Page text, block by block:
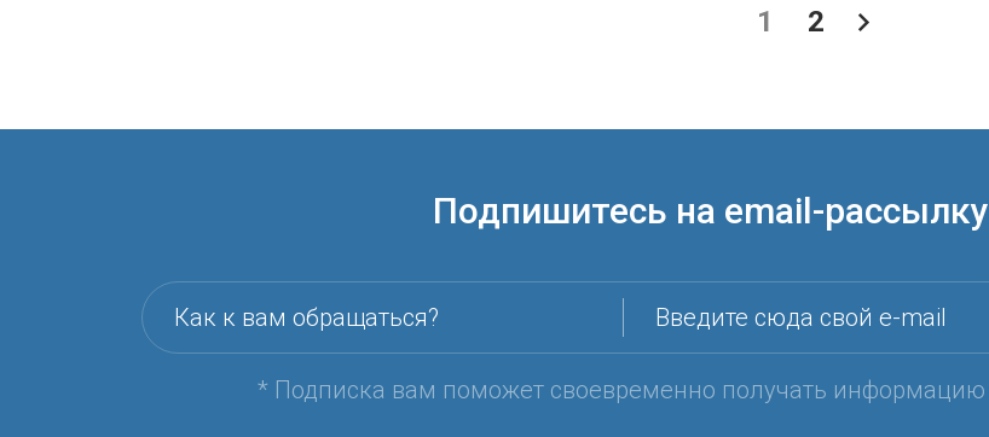
1 2
Подпишитесь на email-рассылку
Как к вам обращаться? Введите сюда свой e-mail
* Подписка вам поможет своевременно получать